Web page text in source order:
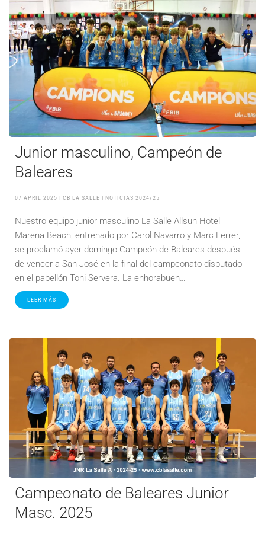
Junior masculino, Campeón de
Baleares
07 APRIL 2025 | CB LA SALLE | NOTICIAS 2024/25
Nuestro equipo junior masculino La Salle Allsun Hotel
Marena Beach, entrenado por Carol Navarro y Marc Ferrer,
se proclamó ayer domingo Campeón de Baleares después
de vencer a San José en la final del campeonato disputado
en el pabellón Toni Servera. La enhorabuen…
LEER MÁS
Campeonato de Baleares Junior
Masc. 2025